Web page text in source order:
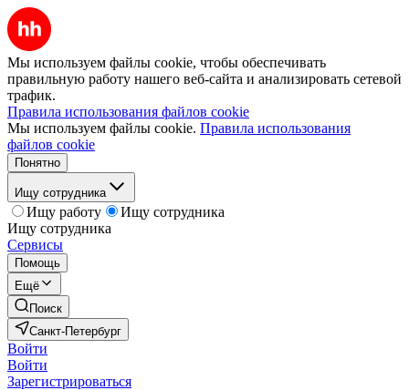
Мы используем файлы cookie, чтобы обеспечивать
правильную работу нашего веб-сайта и анализировать сетевой
трафик.
Правила использования файлов cookie
Мы используем файлы cookie. Правила использования
файлов cookie
Понятно
Ищу сотрудника
Ищу работу
Ищу сотрудника
Ищу сотрудника
Сервисы
Помощь
Ещё
Поиск
Санкт-Петербург
Войти
Войти
Зарегистрироваться